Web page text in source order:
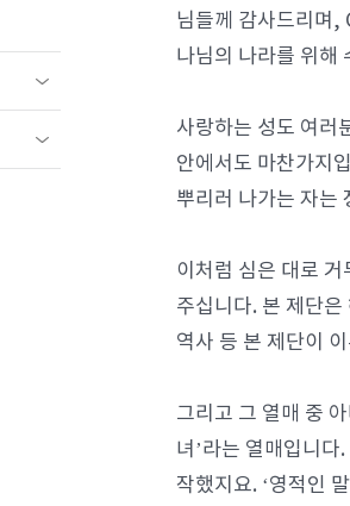
님들께 감사드리며,
나님의 나라를 위해
사랑하는 성도 여러
안에서도 마찬가지
뿌리러 나가는 자는
이처럼 심은 대로
주십니다. 본 제단
역사 등 본 제단이
그리고 그 열매 중
녀’라는 열매입니
작했지요. ‘영적인